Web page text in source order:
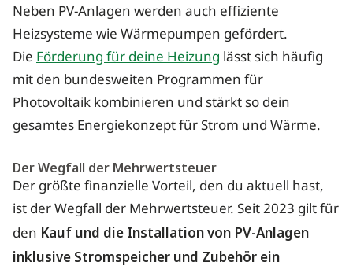
Neben PV-Anlagen werden auch effiziente
Heizsysteme wie Wärmepumpen gefördert.
DieFörderung für deine Heizung lässt sich häufig
mit den bundesweiten Programmen für
Photovoltaik kombinieren und stärkt so dein
gesamtes Energiekonzept für Strom und Wärme.
Der Wegfall der Mehrwertsteuer
Der größte finanzielle Vorteil, den du aktuell hast,
ist der Wegfall der Mehrwertsteuer. Seit 2023 gilt für
den Kauf und die Installation von PV-Anlagen
inklusive Stromspeicher und Zubehör ein